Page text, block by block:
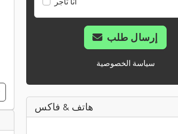
إرسال طلب
سياسة الخصوصية
هاتف & فاكس